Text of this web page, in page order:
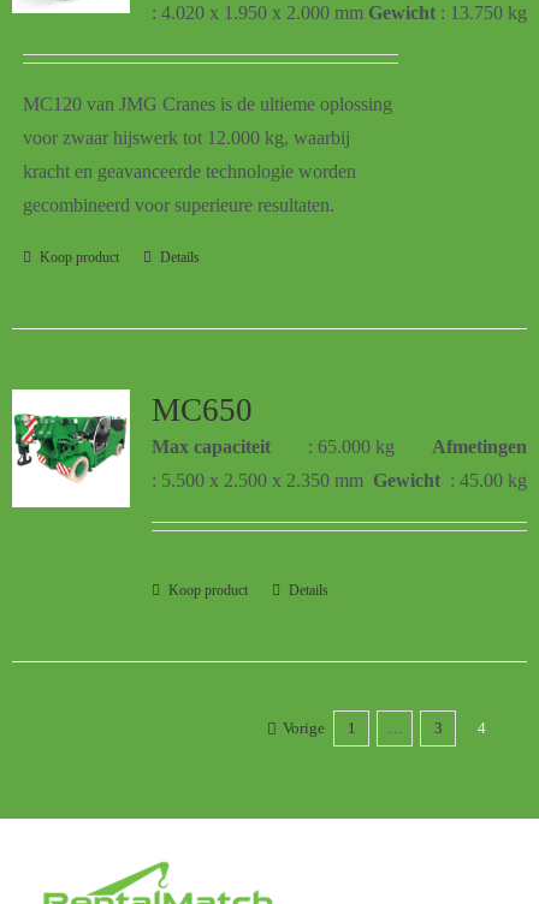
: 4.020 x 1.950 x 2.000 mm Gewicht : 13.750 kg
MC120 van JMG Cranes is de ultieme oplossing
voor zwaar hijswerk tot 12.000 kg, waarbij
kracht en geavanceerde technologie worden
gecombineerd voor superieure resultaten.
Koop product Details
MC650
Max capaciteit : 65.000 kg
Afmetingen
: 5.500 x 2.500 x 2.350 mm Gewicht : 45.00 kg
Koop product Details
Vorige 1 3 4